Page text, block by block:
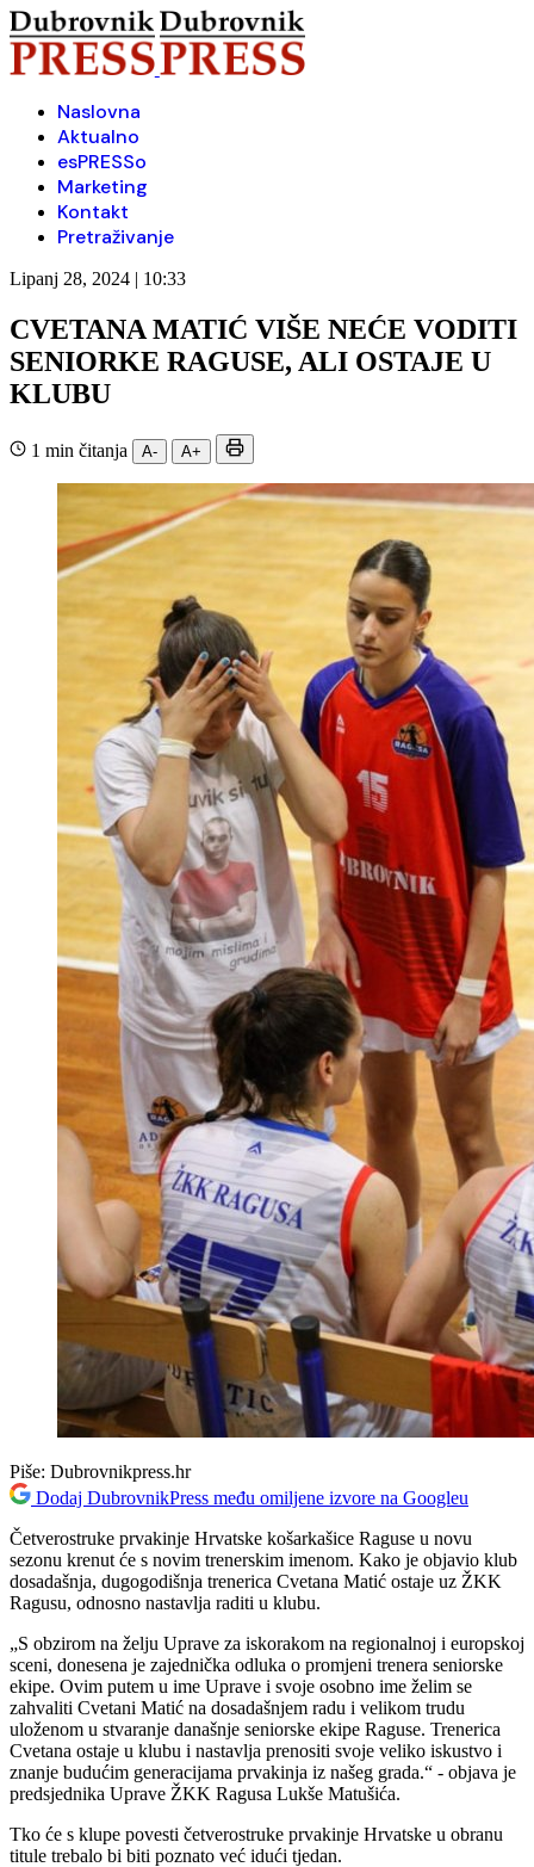
Naslovna
Aktualno
esPRESSo
Marketing
Kontakt
Pretraživanje
Lipanj 28, 2024 | 10:33
CVETANA MATIĆ VIŠE NEĆE VODITI
SENIORKE RAGUSE, ALI OSTAJE U
KLUBU
1 min čitanja A- A+
Piše: Dubrovnikpress.hr
Dodaj DubrovnikPress među omiljene izvore na Googleu
Četverostruke prvakinje Hrvatske košarkašice Raguse u novu
sezonu krenut će s novim trenerskim imenom. Kako je objavio klub
dosadašnja, dugogodišnja trenerica Cvetana Matić ostaje uz ŽKK
Ragusu, odnosno nastavlja raditi u klubu.
„S obzirom na želju Uprave za iskorakom na regionalnoj i europskoj
sceni, donesena je zajednička odluka o promjeni trenera seniorske
ekipe. Ovim putem u ime Uprave i svoje osobno ime želim se
zahvaliti Cvetani Matić na dosadašnjem radu i velikom trudu
uloženom u stvaranje današnje seniorske ekipe Raguse. Trenerica
Cvetana ostaje u klubu i nastavlja prenositi svoje veliko iskustvo i
znanje budućim generacijama prvakinja iz našeg grada.“ - objava je
predsjednika Uprave ŽKK Ragusa Lukše Matušića.
Tko će s klupe povesti četverostruke prvakinje Hrvatske u obranu
titule trebalo bi biti poznato već idući tjedan.